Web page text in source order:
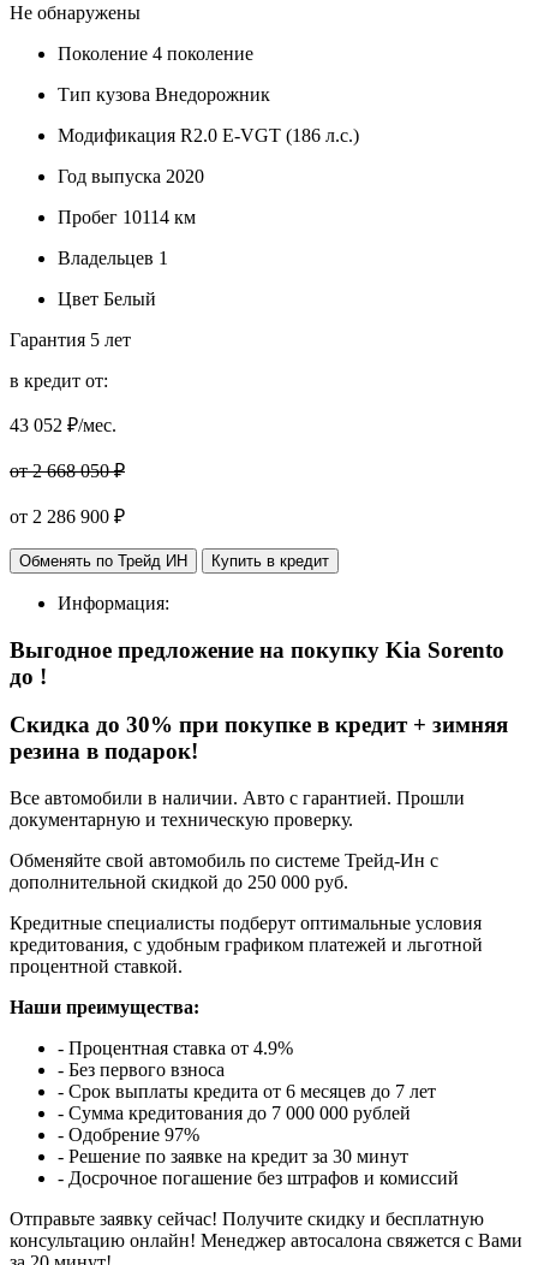
Не обнаружены
Поколение 4 поколение
Тип кузова Внедорожник
Модификация R2.0 E-VGT (186 л.с.)
Год выпуска 2020
Пробег 10114 км
Владельцев 1
Цвет Белый
Гарантия 5 лет
в кредит от:
43 052 ₽/мес.
от 2 668 050 ₽
от 2 286 900 ₽
Обменять по Трейд ИН Купить в кредит
Информация:
Выгодное предложение на покупку Kia Sorento
до !
Cкидка до 30% при покупке в кредит + зимняя
резина в подарок!
Все автомобили в наличии. Авто с гарантией. Прошли
документарную и техническую проверку.
Обменяйте свой автомобиль по системе Трейд-Ин с
дополнительной скидкой до 250 000 руб.
Кредитные специалисты подберут оптимальные условия
кредитования, с удобным графиком платежей и льготной
процентной ставкой.
Наши преимущества:
- Процентная ставка от 4.9%
- Без первого взноса
- Срок выплаты кредита от 6 месяцев до 7 лет
- Сумма кредитования до 7 000 000 рублей
- Одобрение 97%
- Решение по заявке на кредит за 30 минут
- Досрочное погашение без штрафов и комиссий
Отправьте заявку сейчас! Получите скидку и бесплатную
консультацию онлайн! Менеджер автосалона свяжется с Вами